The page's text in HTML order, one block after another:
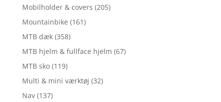
Mobilholder & covers (205)
Mountainbike (161)
MTB dæk (358)
MTB hjelm & fullface hjelm (67)
MTB sko (119)
Multi & mini værktøj (32)
Nav (137)